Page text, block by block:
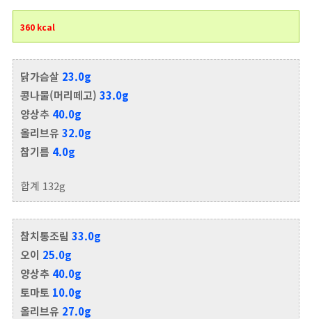
360 kcal
닭가슴살 23.0g
콩나물(머리떼고) 33.0g
양상추 40.0g
올리브유 32.0g
참기름 4.0g
합계 132g
참치통조림 33.0g
오이 25.0g
양상추 40.0g
토마토 10.0g
올리브유 27.0g